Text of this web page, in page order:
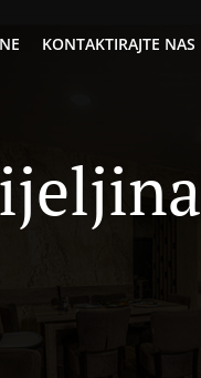
KONTAKTIRAJTE NAS